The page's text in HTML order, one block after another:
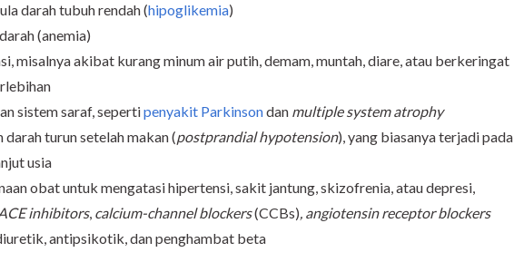
darah tubuh rendah (hipoglikemia)
(anemia)
misalnya akibat kurang minum air putih, demam, muntah, diare, atau berkeringat
sistem saraf, sepertipenyakit Parkinsondan multiple system atrophy
darah turun setelah makan (postprandial hypotension), yang biasanya terjadi pada
usia
obat untuk mengatasi hipertensi, sakit jantung, skizofrenia, atau depresi,
inhibitors, calcium-channel blockers(CCBs), angiotensin receptor blockers
antipsikotik, dan penghambat beta